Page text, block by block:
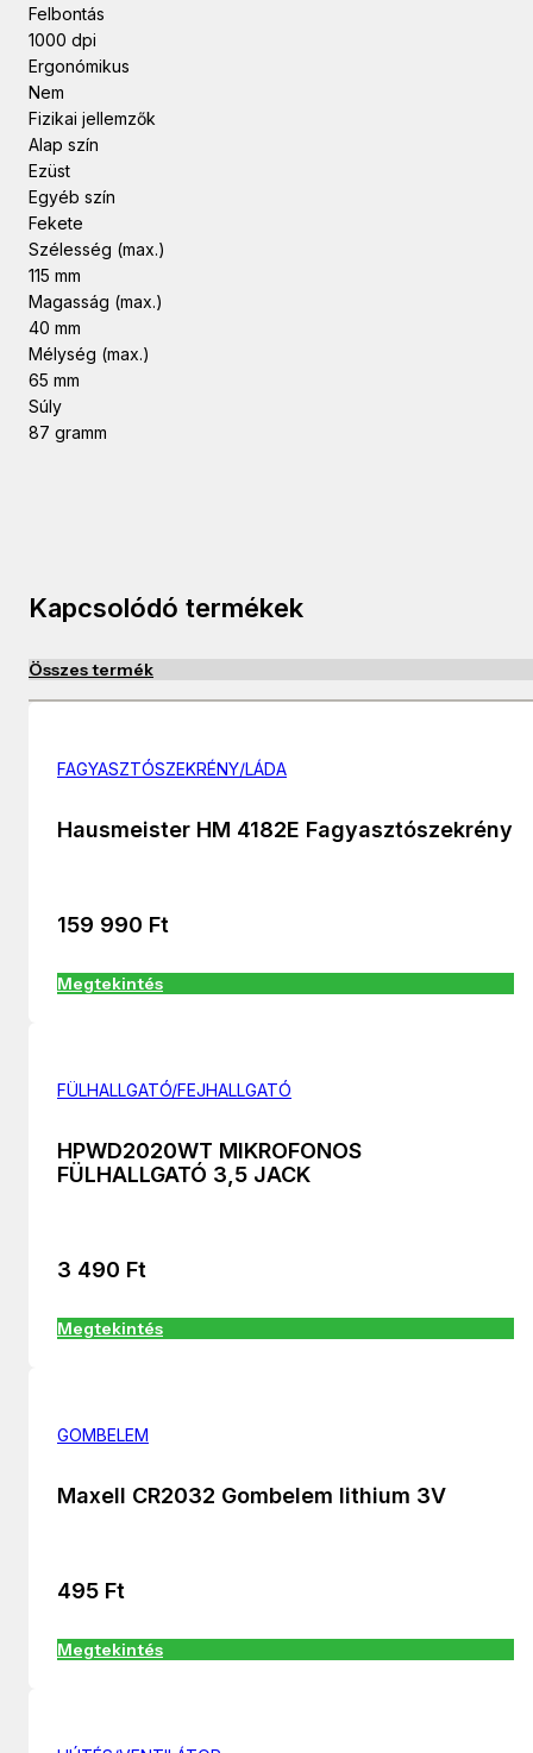
Felbontás
1000 dpi
Ergonómikus
Nem
Fizikai jellemzők
Alap szín
Ezüst
Egyéb szín
Fekete
Szélesség (max.)
115 mm
Magasság (max.)
40 mm
Mélység (max.)
65 mm
Súly
87 gramm
Kapcsolódó termékek
Összes termék
FAGYASZTÓSZEKRÉNY/LÁDA
Hausmeister HM 4182E Fagyasztószekrény
159 990 Ft
Megtekintés
FÜLHALLGATÓ/FEJHALLGATÓ
HPWD2020WT MIKROFONOS
FÜLHALLGATÓ 3,5 JACK
3 490 Ft
Megtekintés
GOMBELEM
Maxell CR2032 Gombelem lithium 3V
495 Ft
Megtekintés